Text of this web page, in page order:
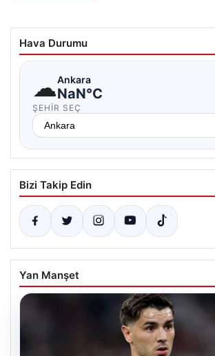
Hava Durumu
☁Ankara
NaN°C
ŞEHIR SEÇ
Bizi Takip Edin
Yan Manşet